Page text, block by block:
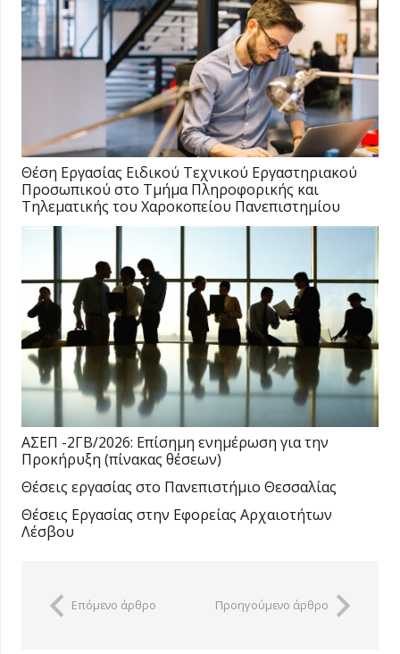
Θέση Εργασίας Ειδικού Τεχνικού Εργαστηριακού
Προσωπικού στο Τμήμα Πληροφορικής και
Τηλεματικής του Χαροκοπείου Πανεπιστημίου
ΑΣΕΠ -2ΓΒ/2026: Επίσημη ενημέρωση για την
Προκήρυξη (πίνακας θέσεων)
Θέσεις εργασίας στο Πανεπιστήμιο Θεσσαλίας
Θέσεις Εργασίας στην Εφορείας Αρχαιοτήτων
Λέσβου
Επόμενο άρθρο Προηγούμενο άρθρο